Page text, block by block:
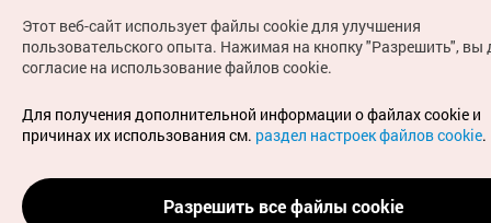
(с) Национальная организация туризма Кореи Все
права защищены
Для извещения об ошибках и проблемах, связанных с
работой веб-сайта, направляйте ваши запросы на
официальный адрес электронной почты
russian@knto.or.kr
Этот веб-сайт использует файлы cookie для улучшения
пользовательского опыта. Нажимая на кнопку "Разрешить", вы
согласие на использование файлов cookie.
Для получения дополнительной информации о файлах cookie и
причинах их использования см. раздел настроек файлов cookie.
Разрешить все файлы cookie